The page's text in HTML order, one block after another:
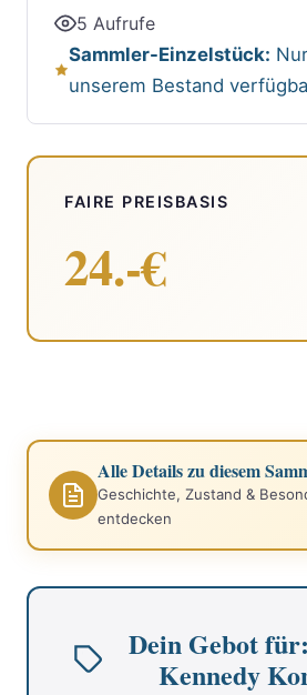
5 Aufrufe
Sammler-Einzelstück:
unserem Bestand
FAIRE PREISBASIS
24.-€
Alle Details zu diesem
Geschichte, Zustand &
entdecken
Dein Gebot
Kennedy